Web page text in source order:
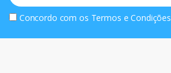
Concordo com os Termos e Condições